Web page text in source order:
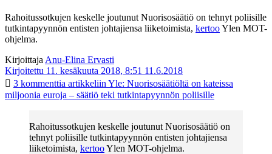
Rahoitussotkujen keskelle joutunut Nuorisosäätiö on tehnyt poliisille
tutkintapyynnön entisten johtajiensa liiketoimista, kertooYlen MOT-
ohjelma.
Kirjoittaja Anu-Elina Ervasti
Kirjoitettu 11. kesäkuuta 2018, 8:51 11.6.2018
3 kommenttia artikkeliin Yle: Nuorisosäätiöltä on kateissa
miljoonia euroja – säätiö teki tutkintapyynnön poliisille
Rahoitussotkujen keskelle joutunut Nuorisosäätiö on
tehnyt poliisille tutkintapyynnön entisten johtajiensa
liiketoimista, kertooYlen MOT-ohjelma.